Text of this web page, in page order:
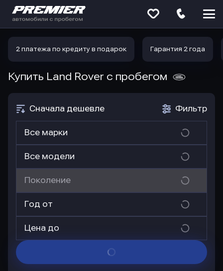
2 платежа по кредиту в подарок Гарантия 2 года
Купить Land Rover с пробегом
Фильтр
Сначала дешевле
Все марки
Все модели
Поколение
Год от
Цена до